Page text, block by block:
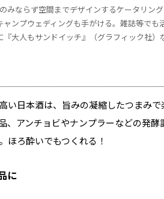
みならず空間までデザインするケータリン
ャンプウェディングも手がける。雑誌等でも
『大人もサンドイッチ』（グラフィック社）
い日本酒は、旨みの凝縮したつまみ
、アンチョビやナンプラーなどの発
ほろ酔いでもつくれる！
に